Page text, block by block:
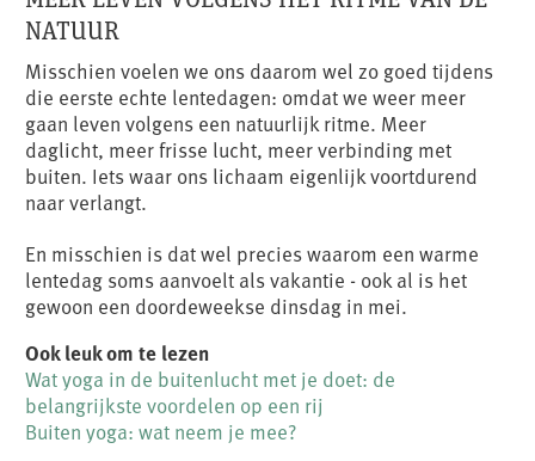
NATUUR
Misschien voelen we ons daarom wel zo goed tijdens
die eerste echte lentedagen: omdat we weer meer
gaan leven volgens een natuurlijk ritme. Meer
daglicht, meer frisse lucht, meer verbinding met
buiten. Iets waar ons lichaam eigenlijk voortdurend
naar verlangt.
En misschien is dat wel precies waarom een warme
lentedag soms aanvoelt als vakantie - ook al is het
gewoon een doordeweekse dinsdag in mei.
Ook leuk om te lezen
Wat yoga in de buitenlucht met je doet: de
belangrijkste voordelen op een rij
Buiten yoga: wat neem je mee?